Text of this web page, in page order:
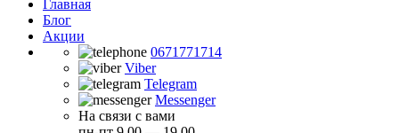
Главная
Блог
Акции
0671771714
Viber
Telegram
Messenger
На связи с вами